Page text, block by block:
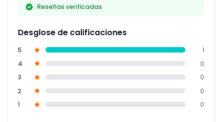
Reseñas verificadas
Desglose de calificaciones
5
1
4
0
3
0
2
0
1
0